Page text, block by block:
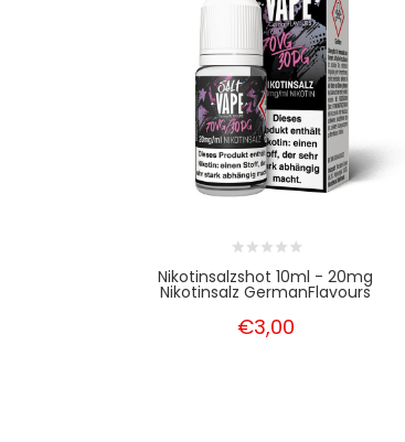
Nikotinsalzshot 10ml - 20mg
Nikotinsalz GermanFlavours
€3,00